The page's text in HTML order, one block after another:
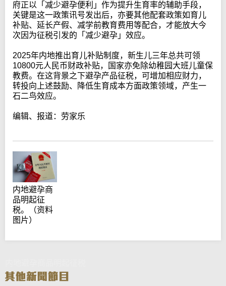
府正以「减少避孕便利」作为提升生育率的辅助手段，
关键是这一政策讯号发出后，亦要其他配套政策如育儿
补贴、延长产假、减学前教育费用等配合，才能放大今
次因为征税引发的「减少避孕」效应。
2025年内地推出育儿补贴制度，新生儿三年总共可领
10800元人民币财政补贴，国家亦免除幼稚园大班儿童保
教费。在这背景之下避孕产品征税，可增加相应财力，
转投向上述鼓励、降低生育成本方面政策领域，产生一
石二鸟效应。
编辑、报道：劳家乐
内地避孕商
品明起征
税。（资料
图片）